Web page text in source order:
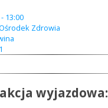
13:00
Zdrowia
wyjazdowa: